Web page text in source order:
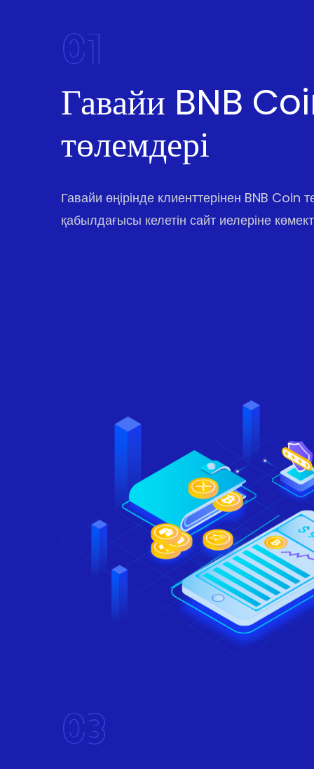
01
Гавайи BNB
төлемдері
Гавайи өңірінде клиенттерінен BNB Coin
қабылдағысы келетін сайт иелеріне
03